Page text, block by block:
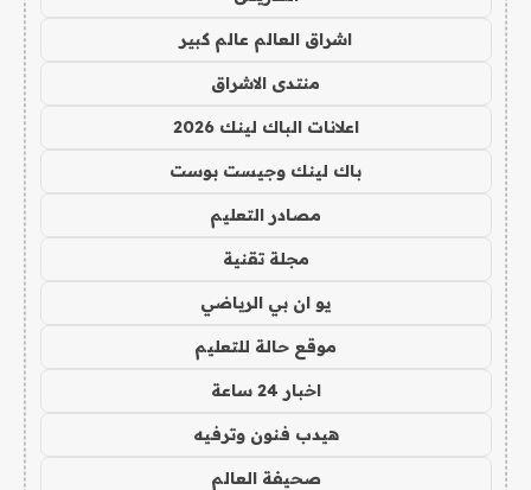
اشراق العالم عالم كبير
منتدى الاشراق
اعلانات الباك لينك 2026
باك لينك وجيست بوست
مصادر التعليم
مجلة تقنية
يو ان بي الرياضي
موقع حالة للتعليم
اخبار 24 ساعة
هيدب فنون وترفيه
صحيفة العالم